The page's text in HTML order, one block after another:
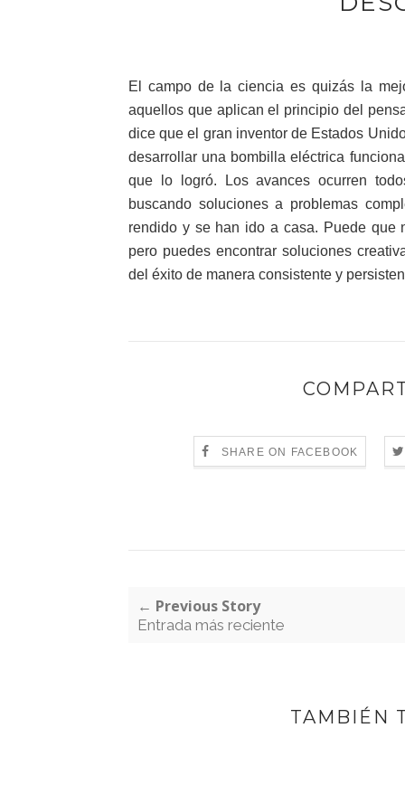
El campo de la ciencia es quizás la
aquellos que aplican el principio del
dice que el gran inventor de Estados
desarrollar una bombilla eléctrica
que lo logró. Los avances ocurren
buscando soluciones a problemas
rendido y se han ido a casa. Puede que
pero puedes encontrar soluciones
del éxito de manera consistente y
SHARE ON FACEBOOK
← Previous Story
Entrada más reciente
TAMBIÉN